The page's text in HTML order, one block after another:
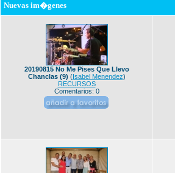
Nuevas im�genes
20190815 No Me Pises Que Llevo
Chanclas (9) (Isabel Menendez)
RECURSOS
Comentarios: 0